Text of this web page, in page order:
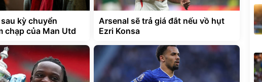
kỳ chuyển
chạp của Man Utd
Arsenal sẽ trả giá đắt nếu vồ hụt
Ezri Konsa